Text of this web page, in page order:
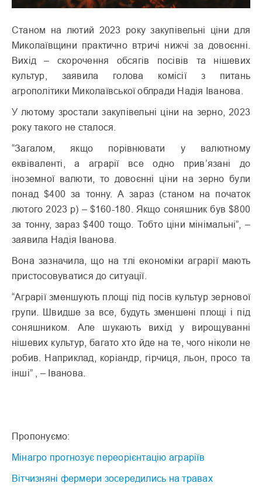
Станом на лютий 2023 року закупівельні ціни для
Миколаївщини практично втричі нижчі за довоєнні.
Вихід – скорочення обсягів посівів та нішевих
культур, заявила голова комісії з питань
агрополітики Миколаївської облради Надія Іванова.
У лютому зростали закупівельні ціни на зерно, 2023
року такого не сталося.
“Загалом, якщо порівнювати у валютному
еквіваленті, а аграрії все одно прив’язані до
іноземної валюти, то довоєнні ціни на зерно були
понад $400 за тонну. А зараз (станом на початок
лютого 2023 р) – $160-180. Якщо соняшник був $800
за тонну, зараз $400 тощо. Тобто ціни мінімальні”, –
заявила Надія Іванова.
Вона зазначила, що на тлі економіки аграрії мають
пристосовуватися до ситуації.
“Аграрії зменшують площі під посів культур зернової
групи. Швидше за все, будуть зменшені площі і під
соняшником. Але шукають вихід у вирощуванні
нішевих культур, багато хто йде на те, чого ніколи не
робив. Наприклад, коріандр, гірчиця, льон, просо та
інші” , – Іванова.
Пропонуємо:
Мінагро прогнозує переорієнтацію аграріїв
Вітчизняні фермери зосередились на травах